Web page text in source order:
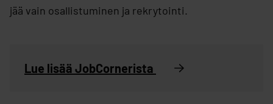
jää vain osallistuminen ja rekrytointi.
Lue lisää JobCornerista